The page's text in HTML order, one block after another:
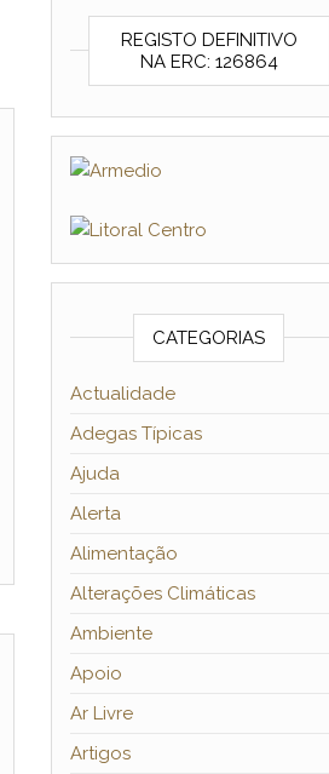
REGISTO DEFINITIVO
NA ERC: 126864
CATEGORIAS
Actualidade
Adegas Típicas
Ajuda
Alerta
Alimentação
Alterações Climáticas
Ambiente
Apoio
Ar Livre
Artigos